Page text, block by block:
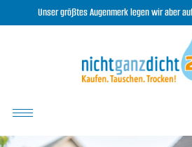
Unser größtes Augenmerk legen wir aber